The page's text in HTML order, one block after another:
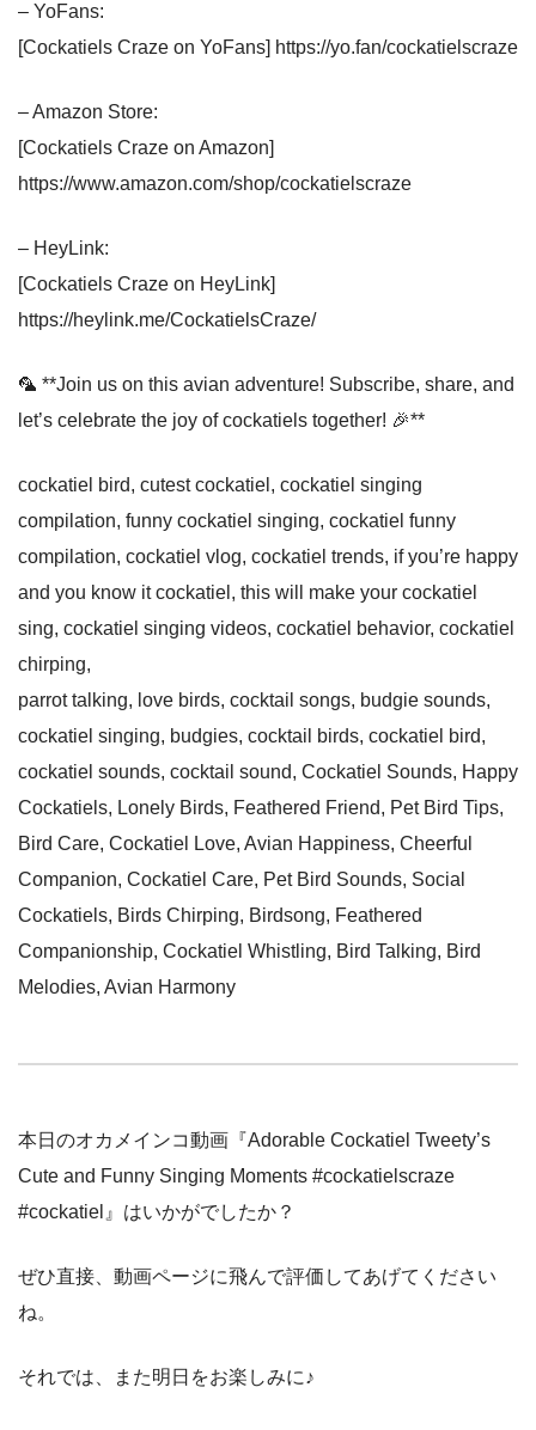
– YoFans:
[Cockatiels Craze on YoFans] https://yo.fan/cockatielscraze
– Amazon Store:
[Cockatiels Craze on Amazon]
https://www.amazon.com/shop/cockatielscraze
– HeyLink:
[Cockatiels Craze on HeyLink]
https://heylink.me/CockatielsCraze/
🦜 **Join us on this avian adventure! Subscribe, share, and
let’s celebrate the joy of cockatiels together! 🎉**
cockatiel bird, cutest cockatiel, cockatiel singing
compilation, funny cockatiel singing, cockatiel funny
compilation, cockatiel vlog, cockatiel trends, if you’re happy
and you know it cockatiel, this will make your cockatiel
sing, cockatiel singing videos, cockatiel behavior, cockatiel
chirping,
parrot talking, love birds, cocktail songs, budgie sounds,
cockatiel singing, budgies, cocktail birds, cockatiel bird,
cockatiel sounds, cocktail sound, Cockatiel Sounds, Happy
Cockatiels, Lonely Birds, Feathered Friend, Pet Bird Tips,
Bird Care, Cockatiel Love, Avian Happiness, Cheerful
Companion, Cockatiel Care, Pet Bird Sounds, Social
Cockatiels, Birds Chirping, Birdsong, Feathered
Companionship, Cockatiel Whistling, Bird Talking, Bird
Melodies, Avian Harmony
本日のオカメインコ動画『Adorable Cockatiel Tweety’s
Cute and Funny Singing Moments #cockatielscraze
#cockatiel』はいかがでしたか？
ぜひ直接、動画ページに飛んで評価してあげてください
ね。
それでは、また明日をお楽しみに♪